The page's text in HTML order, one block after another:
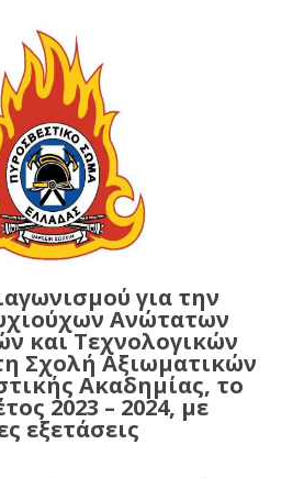
για την
Ανώτατων
και Τεχνολογικών
Σχολή Αξιωματικών
Ακαδημίας, το
2023 – 2024, με
εξετάσεις